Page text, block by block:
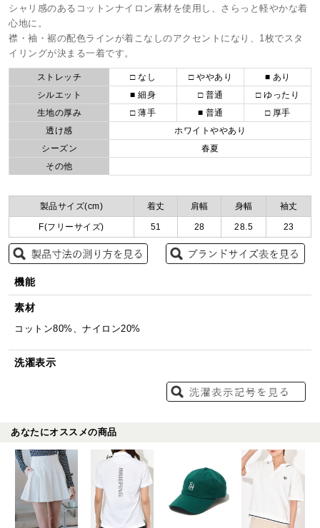
シャリ感のあるコットンナイロン素材を使用し、さらっと軽やかな着
心地に。
襟・袖・裾の配色ラインが着こなしのアクセントになり、1枚でスタ
イリングが決まる一着です。
ストレッチ □ なし □ ややあり
■ あり
シルエット
■ 細身 □ 普通
□ ゆったり
生地の厚み
□ 薄手 ■ 普通
□ 厚手
透け感
ホワイトややあり
シーズン
春夏
その他
製品サイズ(cm) 着丈 肩幅 身幅 袖丈
F(フリーサイズ) 51 28 28.5 23
機能
素材
コットン80%、ナイロン20%
洗濯表示
あなたにオススメの商品